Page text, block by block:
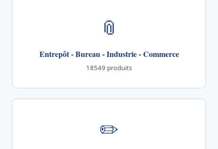
📎
Entrepôt - Bureau - Industrie - Commerce
18549 produits
✏️